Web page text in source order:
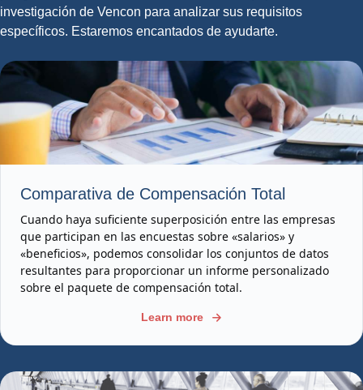
investigación de Vencon para analizar sus requisitos
específicos. Estaremos encantados de ayudarte.
Comparativa de Compensación Total
Cuando haya suficiente superposición entre las empresas
que participan en las encuestas sobre «salarios» y
«beneficios», podemos consolidar los conjuntos de datos
resultantes para proporcionar un informe personalizado
sobre el paquete de compensación total.
Learn more